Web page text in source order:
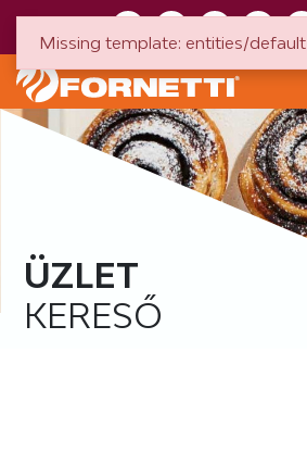
ÜZLET
KERESŐ
Missing template: entities/default